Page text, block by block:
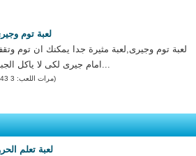
لعبة توم
لعبة توم وجيرى,لعبة مثيرة جدا يمكنك ان توم
امام جيرى لكى لا ياكل الجبن...
(مرات اللعب: 3 643)
لعبة تعلم